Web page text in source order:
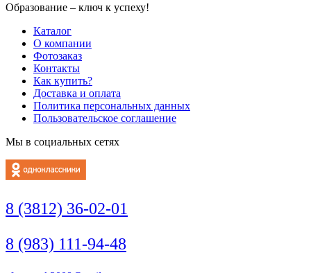
Образование – ключ к успеху!
Каталог
О компании
Фотозаказ
Контакты
Как купить?
Доставка и оплата
Политика персональных данных
Пользовательское соглашение
Мы в социальных сетях
8 (3812) 36-02-01
8 (983) 111-94-48